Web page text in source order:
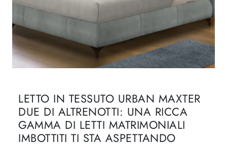
LETTO IN TESSUTO URBAN MAXTER
DUE DI ALTRENOTTI: UNA RICCA
GAMMA DI LETTI MATRIMONIALI
IMBOTTITI TI STA ASPETTANDO